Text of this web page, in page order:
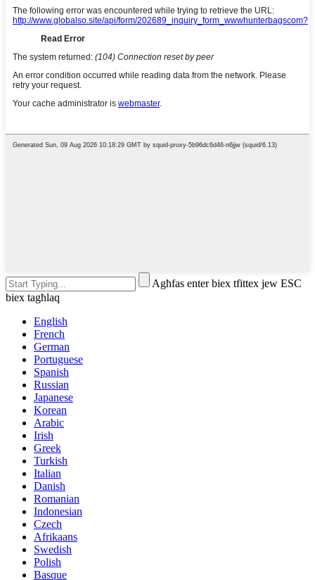
Agħfas enter biex tfittex jew ESC
biex tagħlaq
English
French
German
Portuguese
Spanish
Russian
Japanese
Korean
Arabic
Irish
Greek
Turkish
Italian
Danish
Romanian
Indonesian
Czech
Afrikaans
Swedish
Polish
Basque